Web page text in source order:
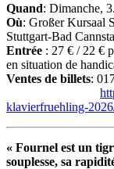
Quand: Dimanche,
Où: Großer Kursaal
Stuttgart-Bad
Entrée : 27 € / 22 €
en situation de
Ventes de billets:
klavierfruehling-
« Fournel est un
souplesse, sa